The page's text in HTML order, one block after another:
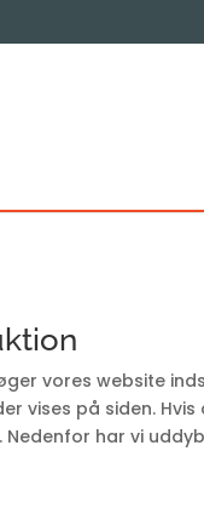
vores website
vises på siden.
Nedenfor har vi